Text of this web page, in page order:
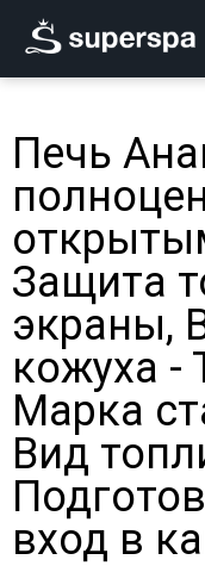
Печь
Защита
экраны,
кожуха -
Марка
Вид
вход в